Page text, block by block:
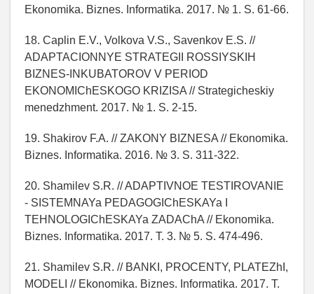
Ekonomika. Biznes. Informatika. 2017. № 1. S. 61-66.
18. Caplin E.V., Volkova V.S., Savenkov E.S. //
ADAPTACIONNYE STRATEGII ROSSIYSKIH
BIZNES-INKUBATOROV V PERIOD
EKONOMIChESKOGO KRIZISA // Strategicheskiy
menedzhment. 2017. № 1. S. 2-15.
19. Shakirov F.A. // ZAKONY BIZNESA // Ekonomika.
Biznes. Informatika. 2016. № 3. S. 311-322.
20. Shamilev S.R. // ADAPTIVNOE TESTIROVANIE
- SISTEMNAYa PEDAGOGIChESKAYa I
TEHNOLOGIChESKAYa ZADAChA // Ekonomika.
Biznes. Informatika. 2017. T. 3. № 5. S. 474-496.
21. Shamilev S.R. // BANKI, PROCENTY, PLATEZhI,
MODELI // Ekonomika. Biznes. Informatika. 2017. T.